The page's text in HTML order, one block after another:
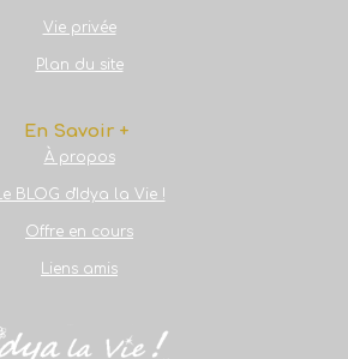
Vie privée
Plan du site
En Savoir +
À propos
Le BLOG d'Idya la Vie !
Offre en cours
Liens amis